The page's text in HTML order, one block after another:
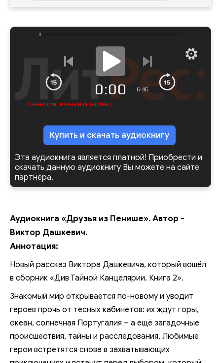
0:00 6:46
Ознакомительный фрагмент
Купить и скачать аудиокнигу
Эта аудиокнига является платной! Приобрести и
скачать данную аудиокнигу Вы можете на сайте
партнёра.
Аудиокнига «Друзья из Пенише». Автор -
Виктор Дашкевич.
Аннотация:
Новый рассказ Виктора Дашкевича, который вошёл
в сборник «Див Тайной Канцелярии. Книга 2».
Знакомый мир открывается по-новому и уводит
героев прочь от тесных кабинетов: их ждут горы,
океан, солнечная Португалия – а ещё загадочные
происшествия, тайны и расследования. Любимые
герои встретятся снова в захватывающих